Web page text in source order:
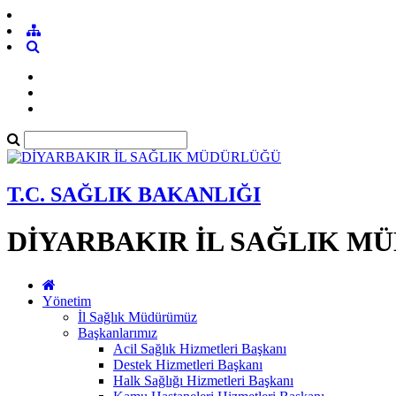
T.C. SAĞLIK BAKANLIĞI
DİYARBAKIR İL SAĞLIK
Yönetim
İl Sağlık Müdürümüz
Başkanlarımız
Acil Sağlık Hizmetleri Başkanı
Destek Hizmetleri Başkanı
Halk Sağlığı Hizmetleri Başkanı